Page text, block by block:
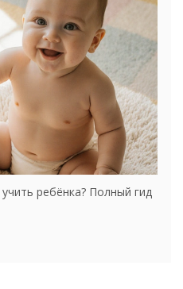
ребёнка? Полный гид